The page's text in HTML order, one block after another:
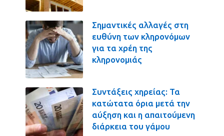
Σημαντικές αλλαγές στη
ευθύνη των κληρονόμων
για τα χρέη της
κληρονομιάς
Συντάξεις χηρείας: Τα
κατώτατα όρια μετά την
αύξηση και η απαιτούμενη
διάρκεια του γάμου